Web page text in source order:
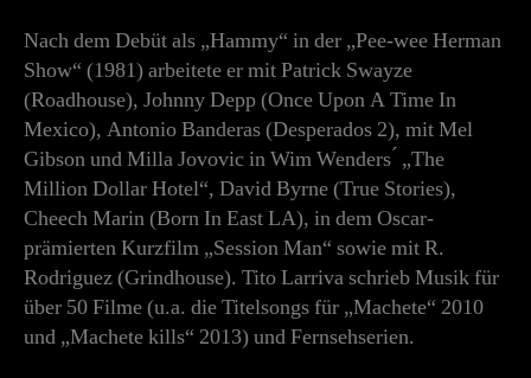
Nach dem Debüt als „Hammy“ in der „Pee-wee Herman
Show“ (1981) arbeitete er mit Patrick Swayze
(Roadhouse), Johnny Depp (Once Upon A Time In
Mexico), Antonio Banderas (Desperados 2), mit Mel
Gibson und Milla Jovovic in Wim Wenders ́ „The
Million Dollar Hotel“, David Byrne (True Stories),
Cheech Marin (Born In East LA), in dem Oscar-
prämierten Kurzfilm „Session Man“ sowie mit R.
Rodriguez (Grindhouse). Tito Larriva schrieb Musik für
über 50 Filme (u.a. die Titelsongs für „Machete“ 2010
und „Machete kills“ 2013) und Fernsehserien.